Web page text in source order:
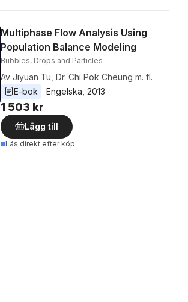
Multiphase Flow Analysis Using
Population Balance Modeling
Bubbles, Drops and Particles
Av Jiyuan Tu Dr. Chi Pok Cheung m. fl.
E-bok
Engelska 2013
1 503 kr
Lägg till
Läs direkt efter köp